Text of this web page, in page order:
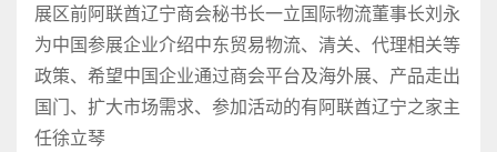
展区前阿联酋辽宁商会秘书长一立国际物流董事长刘永
为中国参展企业介绍中东贸易物流、清关、代理相关等
政策、希望中国企业通过商会平台及海外展、产品走出
国门、扩大市场需求、参加活动的有阿联酋辽宁之家主
任徐立琴